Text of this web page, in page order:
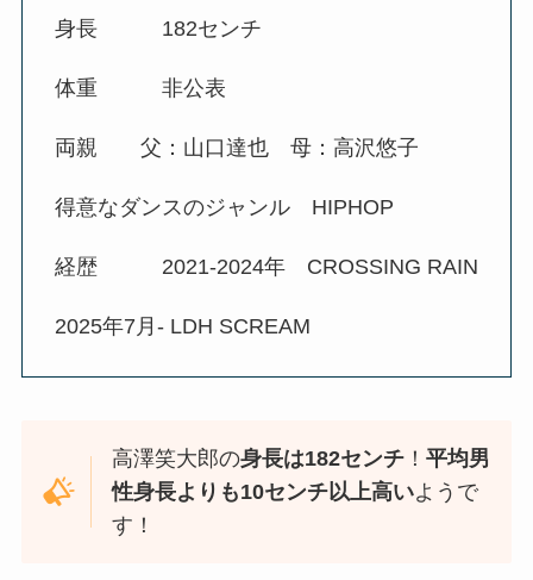
身長 182センチ
体重 非公表
両親 父：山口達也 母：高沢悠子
得意なダンスのジャンル HIPHOP
経歴 2021-2024年 CROSSING RAIN
2025年7月- LDH SCREAM
高澤笑大郎の身長は182センチ ！平均男
性身長よりも10センチ以上高いようで
す！